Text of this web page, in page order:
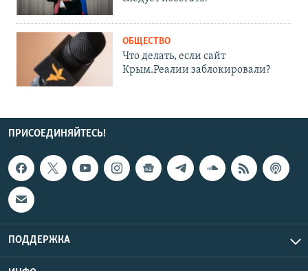
ОБЩЕСТВО
Что делать, если сайт
Крым.Реалии заблокировали?
ПРИСОЕДИНЯЙТЕСЬ!
ПОДДЕРЖКА